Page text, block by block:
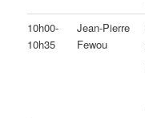
10h00-
10h35
Jean-Pierre
Fewou